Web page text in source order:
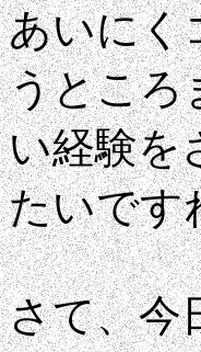
あいにく
うところ
い経験を
たいです
さて、今